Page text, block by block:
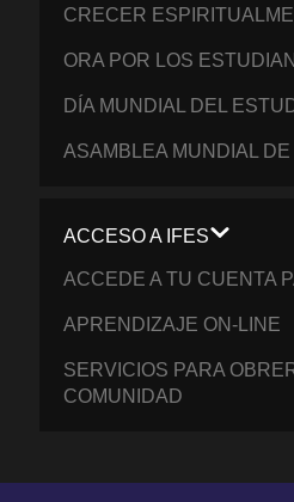
CRECER
ORA POR LOS
DÍA MUNDIAL DEL
ASAMBLEA MUNDIAL
ACCESO A IFES
ACCEDE A TU CUENTA
APRENDIZAJE ON-LINE
SERVICIOS PARA
COMUNIDAD